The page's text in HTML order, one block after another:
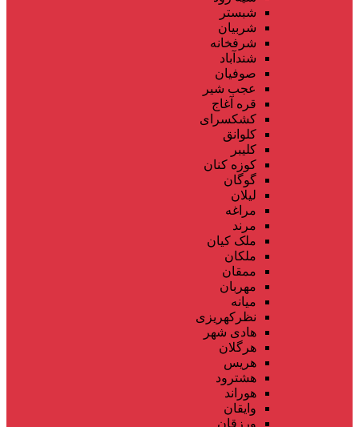
شبستر
شربیان
شرفخانه
شندآباد
صوفیان
عجب شیر
قره آغاج
کشکسرای
کلوانق
کلیبر
کوزه کنان
گوگان
لیلان
مراغه
مرند
ملک کیان
ملکان
ممقان
مهربان
میانه
نظرکهریزی
هادی شهر
هرگلان
هریس
هشترود
هوراند
وایقان
ورزقان